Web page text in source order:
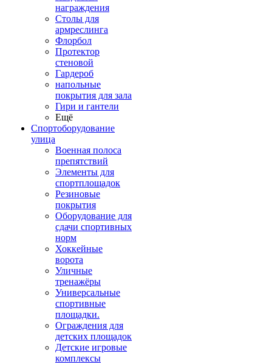
награждения
Столы для
армреслинга
Флорбол
Протектор
стеновой
Гардероб
напольные
покрытия для зала
Гири и гантели
Ещё
Спортоборудование
улица
Военная полоса
препятствий
Элементы для
спортплощадок
Резиновые
покрытия
Оборудование для
сдачи спортивных
норм
Хоккейные
ворота
Уличные
тренажёры
Универсальные
спортивные
площадки.
Ограждения для
детских площадок
Детские игровые
комплексы